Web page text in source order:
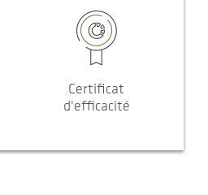
Certificat
d'efficacité